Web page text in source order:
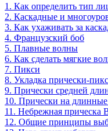
1. Как определить тип
2. Каскадные и
3. Как ухаживать за
4. Французский боб
5. Плавные волны
6. Как сделать мягкие
7. Пикси
8. Укладка прически-
9. Прически средней
10. Прически на
11. Небрежная прическа
12. Общие принципы